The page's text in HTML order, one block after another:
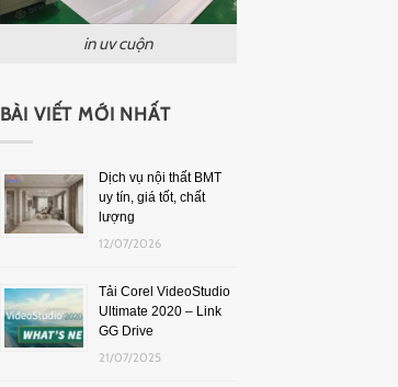
in uv cuộn
BÀI VIẾT MỚI NHẤT
Dịch vụ nội thất BMT
uy tín, giá tốt, chất
lượng
12/07/2026
Tải Corel VideoStudio
Ultimate 2020 – Link
GG Drive
21/07/2025